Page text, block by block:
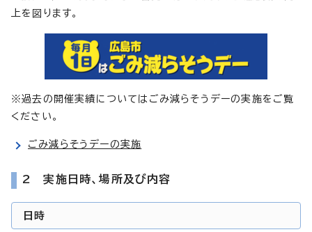
上を図ります。
※過去の開催実績についてはごみ減らそうデーの実施をご覧
ください。
ごみ減らそうデーの実施
2 実施日時、場所及び内容
日時